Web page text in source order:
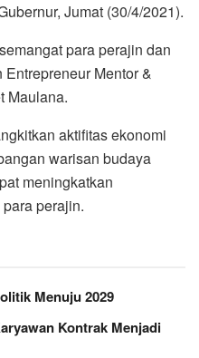
Jumat (30/4/2021).
para perajin dan
Mentor &
Maulana.
aktifitas ekonomi
warisan budaya
meningkatkan
perajin.
Menuju 2029
Kontrak Menjadi